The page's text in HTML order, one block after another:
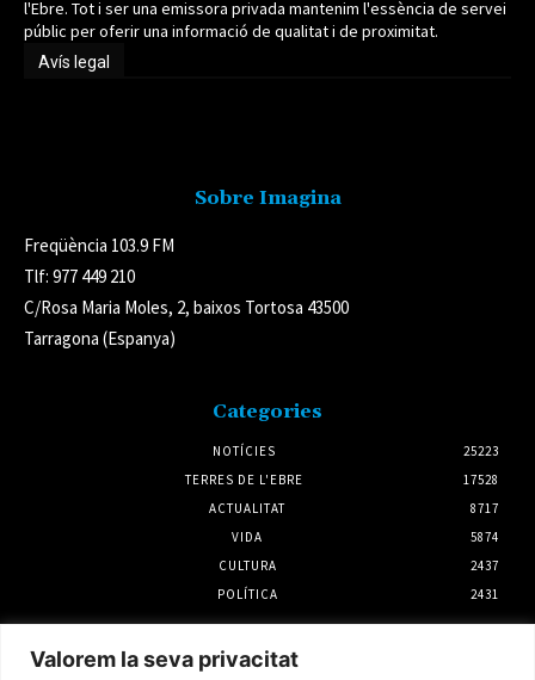
Valorem la seva privacitat
l'Ebre. Tot i ser una emissora privada mantenim l'essència de servei
públic per oferir una informació de qualitat i de proximitat.
Avís legal
Sobre Imagina
Freqüència 103.9 FM
Tlf: 977 449 210
C/Rosa Maria Moles, 2, baixos Tortosa 43500
Tarragona (Espanya)
Categories
NOTÍCIES
25223
TERRES DE L'EBRE
17528
ACTUALITAT
8717
VIDA
5874
CULTURA
2437
POLÍTICA
2431